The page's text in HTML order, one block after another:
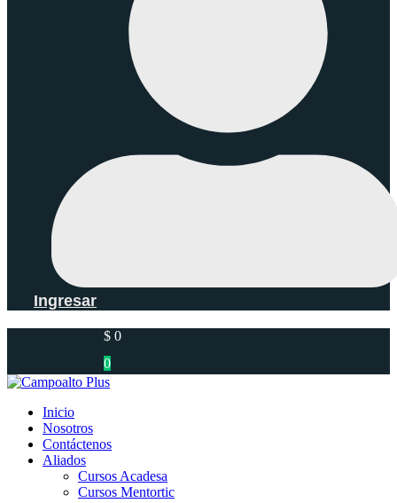
Ingresar
$ 0
0
Inicio
Nosotros
Contáctenos
Aliados
Cursos Acadesa
Cursos Mentortic